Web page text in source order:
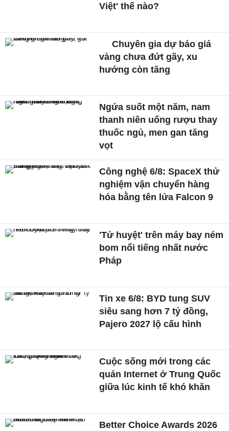
Việt' thế nào?
Chuyên gia dự báo giá
vàng chưa đứt gãy, xu
hướng còn tăng
Ngứa suốt một năm, nam
thanh niên uống rượu thay
thuốc ngủ, men gan tăng
vọt
Công nghệ 6/8: SpaceX thử
nghiệm vận chuyển hàng
hóa bằng tên lửa Falcon 9
'Tử huyệt' trên máy bay ném
bom nổi tiếng nhất nước
Pháp
Tin xe 6/8: BYD tung SUV
siêu sang hơn 7 tỷ đồng,
Pajero 2027 lộ cấu hình
Cuộc sống mới trong các
quán Internet ở Trung Quốc
giữa lúc kinh tế khó khăn
Better Choice Awards 2026